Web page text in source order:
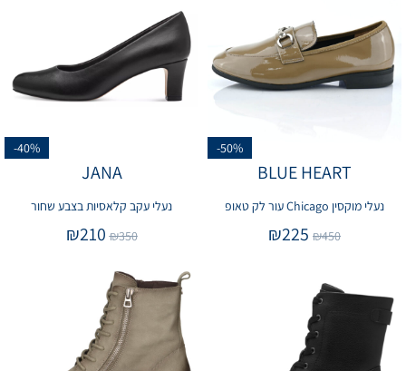
-50%
BLUE HEART
נעלי מוקסין Chicago עור לק טאופ
₪450
₪225
-40%
JANA
נעלי עקב קלאסיות בצבע שחור
₪350
₪210